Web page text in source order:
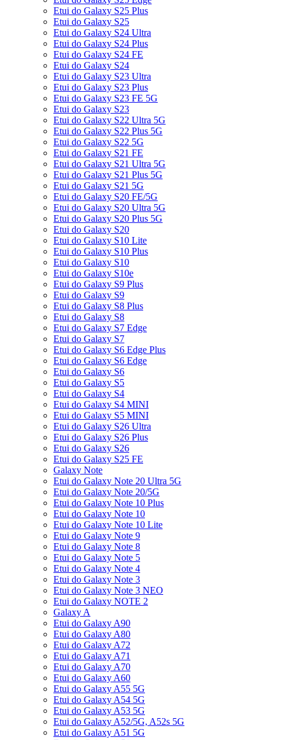
Etui do Galaxy S25 Plus
Etui do Galaxy S25
Etui do Galaxy S24 Ultra
Etui do Galaxy S24 Plus
Etui do Galaxy S24 FE
Etui do Galaxy S24
Etui do Galaxy S23 Ultra
Etui do Galaxy S23 Plus
Etui do Galaxy S23 FE 5G
Etui do Galaxy S23
Etui do Galaxy S22 Ultra 5G
Etui do Galaxy S22 Plus 5G
Etui do Galaxy S22 5G
Etui do Galaxy S21 FE
Etui do Galaxy S21 Ultra 5G
Etui do Galaxy S21 Plus 5G
Etui do Galaxy S21 5G
Etui do Galaxy S20 FE/5G
Etui do Galaxy S20 Ultra 5G
Etui do Galaxy S20 Plus 5G
Etui do Galaxy S20
Etui do Galaxy S10 Lite
Etui do Galaxy S10 Plus
Etui do Galaxy S10
Etui do Galaxy S10e
Etui do Galaxy S9 Plus
Etui do Galaxy S9
Etui do Galaxy S8 Plus
Etui do Galaxy S8
Etui do Galaxy S7 Edge
Etui do Galaxy S7
Etui do Galaxy S6 Edge Plus
Etui do Galaxy S6 Edge
Etui do Galaxy S6
Etui do Galaxy S5
Etui do Galaxy S4
Etui do Galaxy S4 MINI
Etui do Galaxy S5 MINI
Etui do Galaxy S26 Ultra
Etui do Galaxy S26 Plus
Etui do Galaxy S26
Etui do Galaxy S25 FE
Galaxy Note
Etui do Galaxy Note 20 Ultra 5G
Etui do Galaxy Note 20/5G
Etui do Galaxy Note 10 Plus
Etui do Galaxy Note 10
Etui do Galaxy Note 10 Lite
Etui do Galaxy Note 9
Etui do Galaxy Note 8
Etui do Galaxy Note 5
Etui do Galaxy Note 4
Etui do Galaxy Note 3
Etui do Galaxy Note 3 NEO
Etui do Galaxy NOTE 2
Galaxy A
Etui do Galaxy A90
Etui do Galaxy A80
Etui do Galaxy A72
Etui do Galaxy A71
Etui do Galaxy A70
Etui do Galaxy A60
Etui do Galaxy A55 5G
Etui do Galaxy A54 5G
Etui do Galaxy A53 5G
Etui do Galaxy A52/5G, A52s 5G
Etui do Galaxy A51 5G